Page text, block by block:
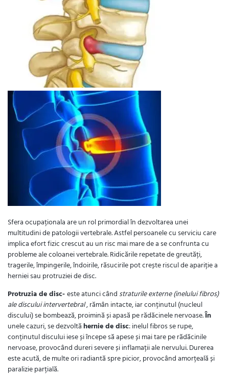
Sfera ocupaționala are un rol primordial în dezvoltarea unei
multitudini de patologii vertebrale. Astfel persoanele cu serviciu care
implica efort fizic crescut au un risc mai mare de a se confrunta cu
probleme ale coloanei vertebrale. Ridicările repetate de greutăți,
tragerile, împingerile, îndoirile, răsucirile pot crește riscul de apariție a
herniei sau protruziei de disc.
Protruzia de disc-este atunci când straturile externe (inelului fibros)
ale discului intervertebral, rămân intacte, iar conținutul (nucleul
discului) se bombează, proimină și apasă pe rădăcinele nervoase.În
unele cazuri, se dezvoltăhernie de disc: inelul fibros se rupe,
conținutul discului iese și începe să apese și mai tare pe rădăcinile
nervoase, provocând dureri severe și inflamații ale nervului. Durerea
este acută, de multe ori radiantă spre picior, provocând amorțeală și
paralizie parțială.